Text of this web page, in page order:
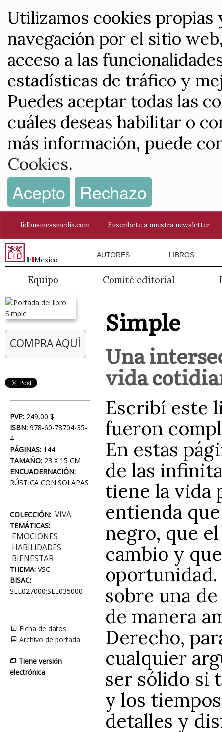
Utilizamos cookies
navegación por el sitio
acceso a las
estadísticas de tráfico y
Puedes aceptar todas las
cuáles deseas habilitar o
más información, puede
Cookies.
Acepto Rechazo
lidbusinessmedia.com Suscríbete a nuestra newsletter
México
AUTORES LIBROS
Equipo Comité editorial
COMPRA AQUÍ
PVP: 249,00 $
ISBN: 978-60-78704-35-
4
PÁGINAS: 144
TAMAÑO: 23 X 15 CM
ENCUADERNACIÓN:
RÚSTICA CON SOLAPAS
COLECCIÓN: VIVA
TEMÁTICAS:
EMOCIONES
HABILIDADES
BIENESTAR
THEMA: VSC
BISAC:
SEL027000;SEL035000
Ficha de datos
Archivo de portada
Tiene versión
electrónica
Simple
Una
vida
Escribí este
fueron
En estas
de las
tiene la vida
entienda
negro, que
cambio y
sobre una
de manera
Derecho,
cualquier
ser sólido si
y los
detalles y